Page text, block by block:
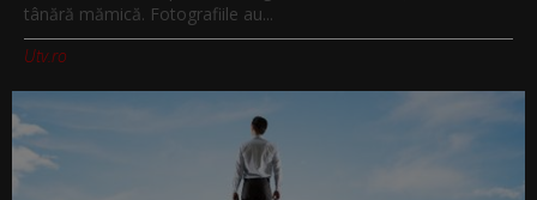
tânără mămică. Fotografiile au...
Utv.ro